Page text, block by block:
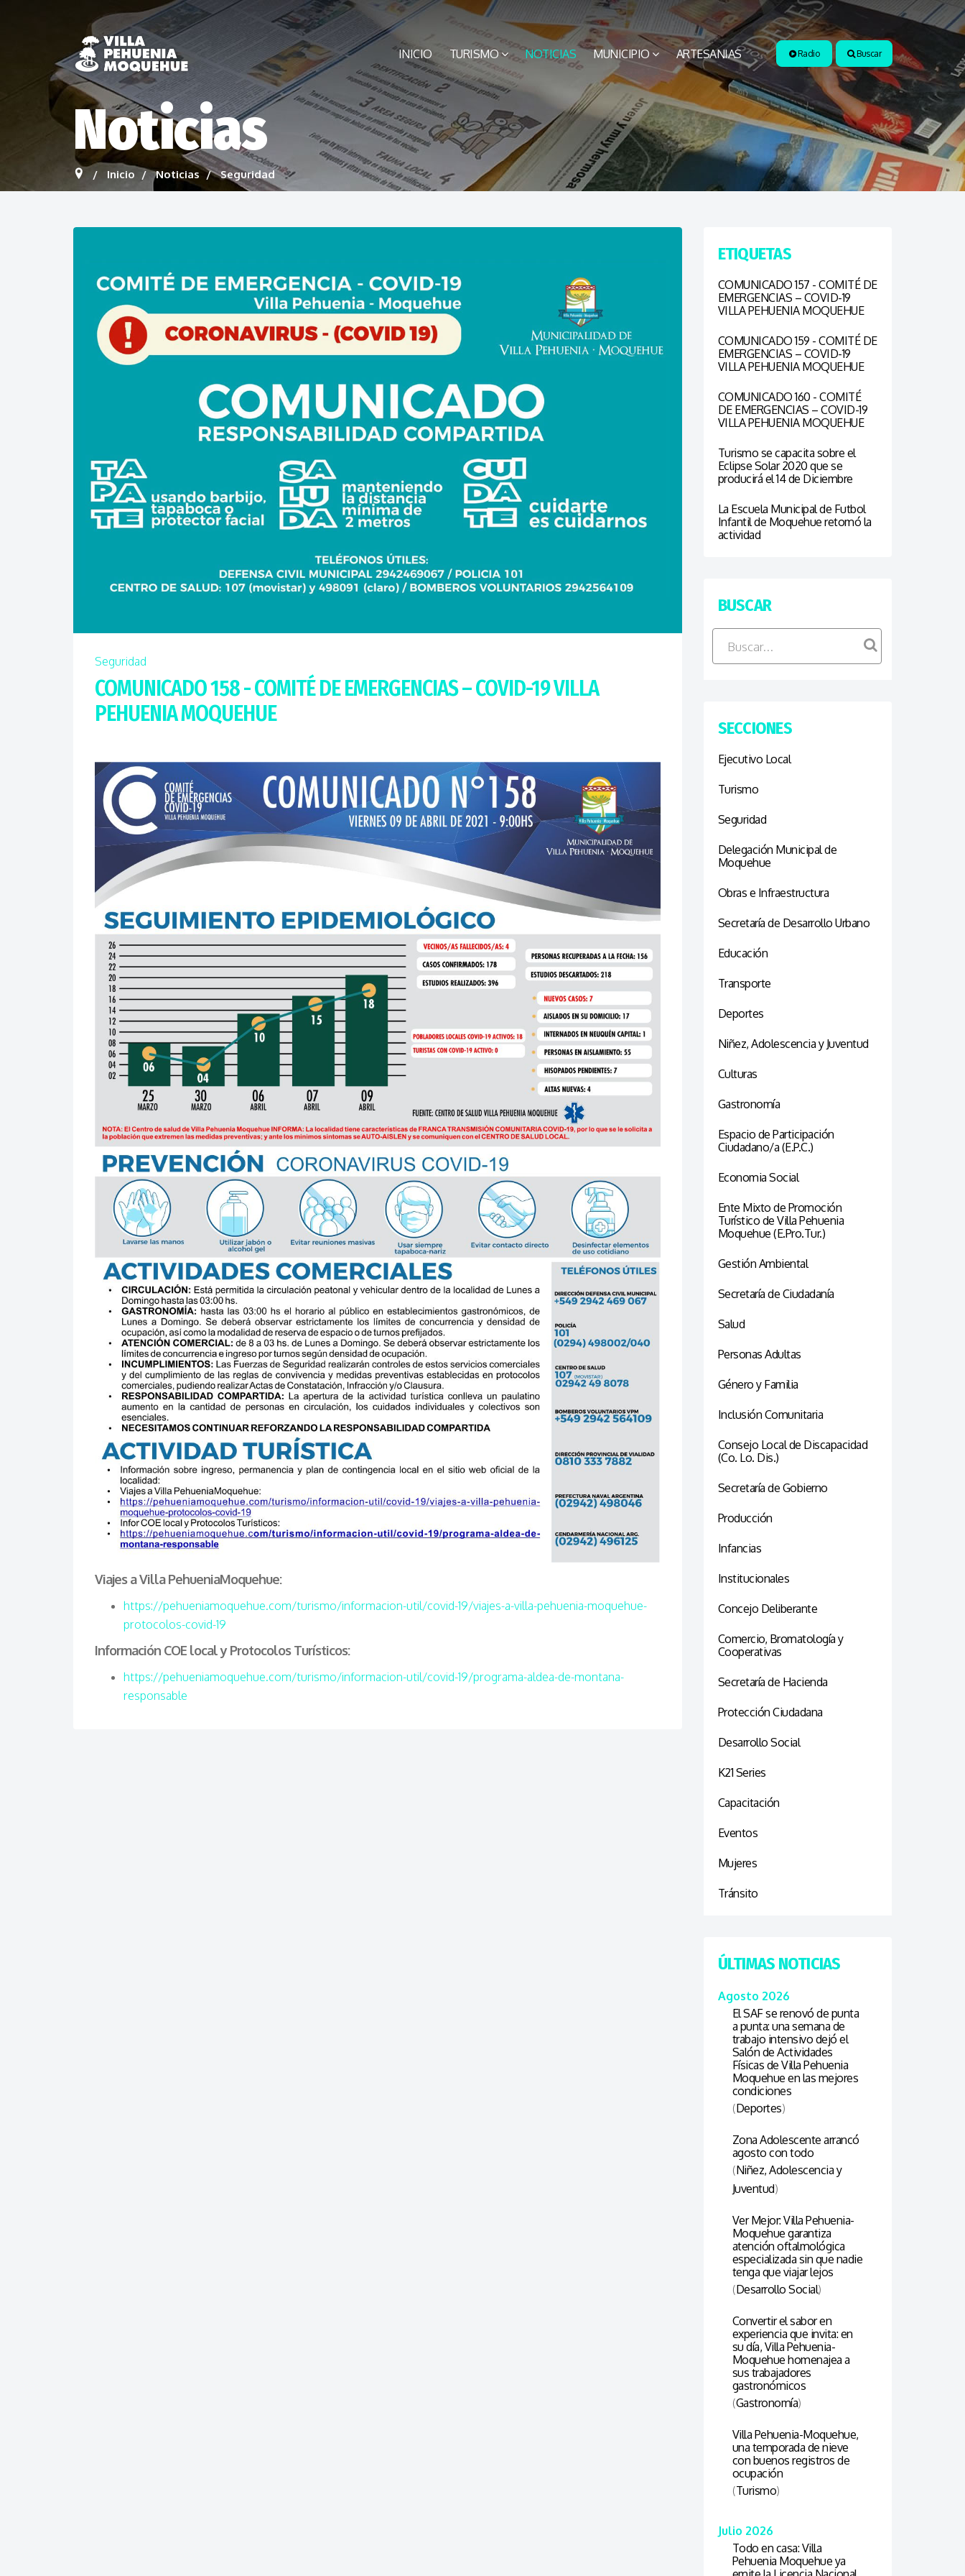
Radio Buscar
INICIO TURISMO NOTICIAS MUNICIPIO ARTESANIAS
Noticias
Inicio Noticias Seguridad
Seguridad
COMUNICADO 158 - COMITÉ DE EMERGENCIAS – COVID-19 VILLA
PEHUENIA MOQUEHUE
Viajes a Villa PehueniaMoquehue:
https://pehueniamoquehue.com/turismo/informacion-util/covid-19/viajes-a-villa-pehuenia-moquehue-
protocolos-covid-19
Información COE local y Protocolos Turísticos:
https://pehueniamoquehue.com/turismo/informacion-util/covid-19/programa-aldea-de-montana-
responsable
ETIQUETAS
COMUNICADO 157 - COMITÉ DE
EMERGENCIAS – COVID-19
VILLA PEHUENIA MOQUEHUE
COMUNICADO 159 - COMITÉ DE
EMERGENCIAS – COVID-19
VILLA PEHUENIA MOQUEHUE
COMUNICADO 160 - COMITÉ
DE EMERGENCIAS – COVID-19
VILLA PEHUENIA MOQUEHUE
Turismo se capacita sobre el
Eclipse Solar 2020 que se
producirá el 14 de Diciembre
La Escuela Municipal de Futbol
Infantil de Moquehue retomó la
actividad
BUSCAR
SECCIONES
Ejecutivo Local
Turismo
Seguridad
Delegación Municipal de
Moquehue
Obras e Infraestructura
Secretaría de Desarrollo Urbano
Educación
Transporte
Deportes
Niñez, Adolescencia y Juventud
Culturas
Gastronomía
Espacio de Participación
Ciudadano/a (E.P.C.)
Economia Social
Ente Mixto de Promoción
Turístico de Villa Pehuenia
Moquehue (E.Pro.Tur.)
Gestión Ambiental
Secretaría de Ciudadanía
Salud
Personas Adultas
Género y Familia
Inclusión Comunitaria
Consejo Local de Discapacidad
(Co. Lo. Dis.)
Secretaría de Gobierno
Producción
Infancias
Institucionales
Concejo Deliberante
Comercio, Bromatología y
Cooperativas
Secretaría de Hacienda
Protección Ciudadana
Desarrollo Social
K21 Series
Capacitación
Eventos
Mujeres
Tránsito
ÚLTIMAS NOTICIAS
Agosto 2026
El SAF se renovó de punta
a punta: una semana de
trabajo intensivo dejó el
Salón de Actividades
Físicas de Villa Pehuenia
Moquehue en las mejores
condiciones
(Deportes)
Zona Adolescente arrancó
agosto con todo
(Niñez, Adolescencia y
Juventud)
Ver Mejor: Villa Pehuenia-
Moquehue garantiza
atención oftalmológica
especializada sin que nadie
tenga que viajar lejos
(Desarrollo Social)
Convertir el sabor en
experiencia que invita: en
su día, Villa Pehuenia-
Moquehue homenajea a
sus trabajadores
gastronómicos
(Gastronomía)
Villa Pehuenia-Moquehue,
una temporada de nieve
con buenos registros de
ocupación
(Turismo)
Julio 2026
Todo en casa: Villa
Pehuenia Moquehue ya